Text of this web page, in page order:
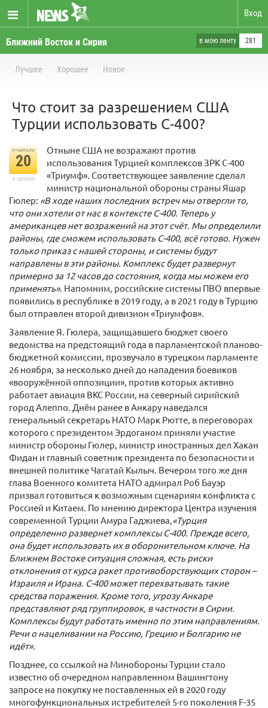
Вход
Ближний Восток и Сирия в мою ленту 281
Лучшее Хорошее Новое
Что стоит за разрешением США
Турции использовать С-400?
отметили
20
в архиве
Отныне США не возражают против
использования Турцией комплексов ЗРК С-400
«Триумф». Соответствующее заявление сделал
министр национальной обороны страны Яшар
Гюлер: «В ходе наших последних встреч мы отвергли то,
что они хотели от нас в контексте С-400. Теперь у
американцев нет возражений на этот счёт. Мы определили
районы, где сможем использовать С-400, всё готово. Нужен
только приказ с нашей стороны, и системы будут
направлены в эти районы. Комплекс будет развернут
примерно за 12 часов до состояния, когда мы можем его
применять». Напомним, российские системы ПВО впервые
появились в республике в 2019 году, а в 2021 году в Турцию
был отправлен второй дивизион «Триумфов».
Заявление Я. Гюлера, защищавшего бюджет своего
ведомства на предстоящий года в парламентской планово-
бюджетной комиссии, прозвучало в турецком парламенте
26 ноября, за несколько дней до нападения боевиков
«вооружённой оппозиции», против которых активно
работает авиация ВКС России, на северный сирийский
город Алеппо. Днём ранее в Анкару наведался
генеральный секретарь НАТО Марк Рютте, в переговорах
которого с президентом Эрдоганом приняли участие
министр обороны Гюлер, министр иностранных дел Хакан
Фидан и главный советник президента по безопасности и
внешней политике Чагатай Кылыч. Вечером того же дня
глава Военного комитета НАТО адмирал Роб Бауэр
призвал готовиться к возможным сценариям конфликта с
Россией и Китаем. По мнению директора Центра изучения
современной Турции Амура Гаджиева,«Турция
определенно развернет комплексы С-400. Прежде всего,
она будет использовать их в оборонительном ключе. На
Ближнем Востоке ситуация сложная, есть риски
отклонения от курса ракет противоборствующих сторон –
Израиля и Ирана. С-400 может перехватывать такие
средства поражения. Кроме того, угрозу Анкаре
представляют ряд группировок, в частности в Сирии.
Комплексы будут работать именно по этим направлениям.
Речи о нацеливании на Россию, Грецию и Болгарию не
идёт».
Позднее, со ссылкой на Минобороны Турции стало
известно об очередном направленном Вашингтону
запросе на покупку не поставленных ей в 2020 году
многофункциональных истребителей 5-го поколения F-35